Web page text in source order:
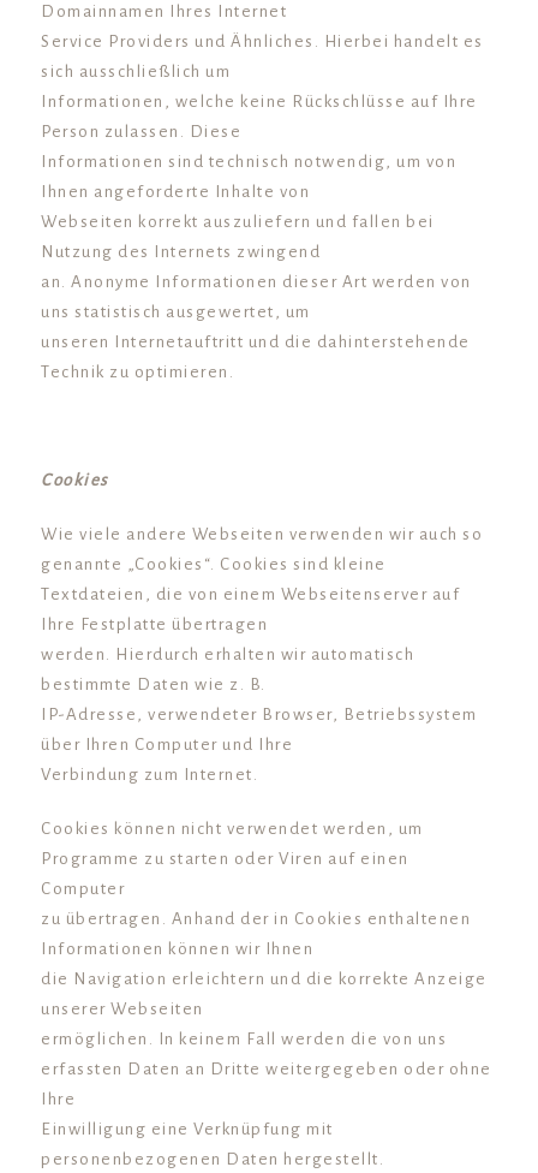
Domainnamen Ihres Internet
Service Providers und Ähnliches. Hierbei handelt es
sich ausschließlich um
Informationen, welche keine Rückschlüsse auf Ihre
Person zulassen. Diese
Informationen sind technisch notwendig, um von
Ihnen angeforderte Inhalte von
Webseiten korrekt auszuliefern und fallen bei
Nutzung des Internets zwingend
an. Anonyme Informationen dieser Art werden von
uns statistisch ausgewertet, um
unseren Internetauftritt und die dahinterstehende
Technik zu optimieren.
Cookies
Wie viele andere Webseiten verwenden wir auch so
genannte „Cookies“. Cookies sind kleine
Textdateien, die von einem Webseitenserver auf
Ihre Festplatte übertragen
werden. Hierdurch erhalten wir automatisch
bestimmte Daten wie z. B.
IP-Adresse, verwendeter Browser, Betriebssystem
über Ihren Computer und Ihre
Verbindung zum Internet.
Cookies können nicht verwendet werden, um
Programme zu starten oder Viren auf einen
Computer
zu übertragen. Anhand der in Cookies enthaltenen
Informationen können wir Ihnen
die Navigation erleichtern und die korrekte Anzeige
unserer Webseiten
ermöglichen. In keinem Fall werden die von uns
erfassten Daten an Dritte weitergegeben oder ohne
Ihre
Einwilligung eine Verknüpfung mit
personenbezogenen Daten hergestellt.